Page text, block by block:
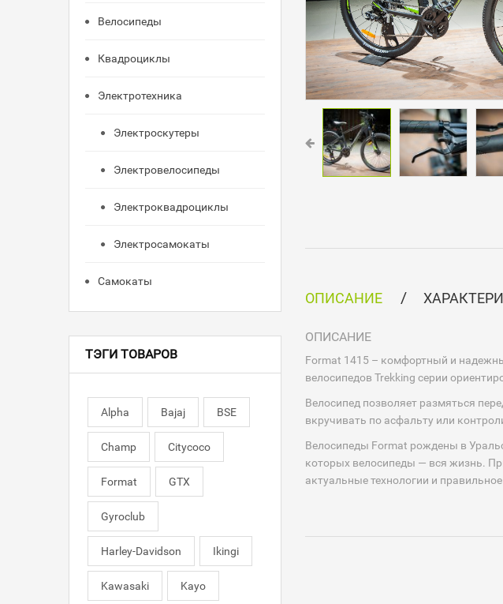
Велосипеды
Квадроциклы
Электротехника
Электроскутеры
Электровелосипеды
Электроквадроциклы
Электросамокаты
Самокаты
ТЭГИ ТОВАРОВ
Alpha Bajaj BSE
Champ Citycoco
Format GTX
Gyroclub
Harley-Davidson Ikingi
Kawasaki Kayo
ОПИСАНИЕ
ОПИСАНИЕ
Format 1415 – комфортный и
велосипедов Trekking серии
Велосипед позволяет размяться
вкручивать по асфальту или
Велосипеды Format рождены в
которых велосипеды — вся жизнь.
актуальные технологии и